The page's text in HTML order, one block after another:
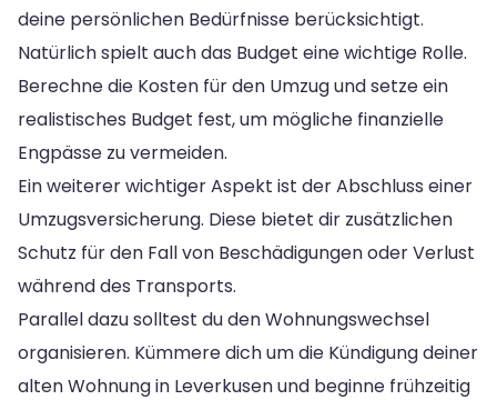
deine persönlichen Bedürfnisse berücksichtigt.
Natürlich spielt auch das Budget eine wichtige Rolle.
Berechne die Kosten für den Umzug und setze ein
realistisches Budget fest, um mögliche finanzielle
Engpässe zu vermeiden.
Ein weiterer wichtiger Aspekt ist der Abschluss einer
Umzugsversicherung. Diese bietet dir zusätzlichen
Schutz für den Fall von Beschädigungen oder Verlust
während des Transports.
Parallel dazu solltest du den Wohnungswechsel
organisieren. Kümmere dich um die Kündigung deiner
alten Wohnung in Leverkusen und beginne frühzeitig